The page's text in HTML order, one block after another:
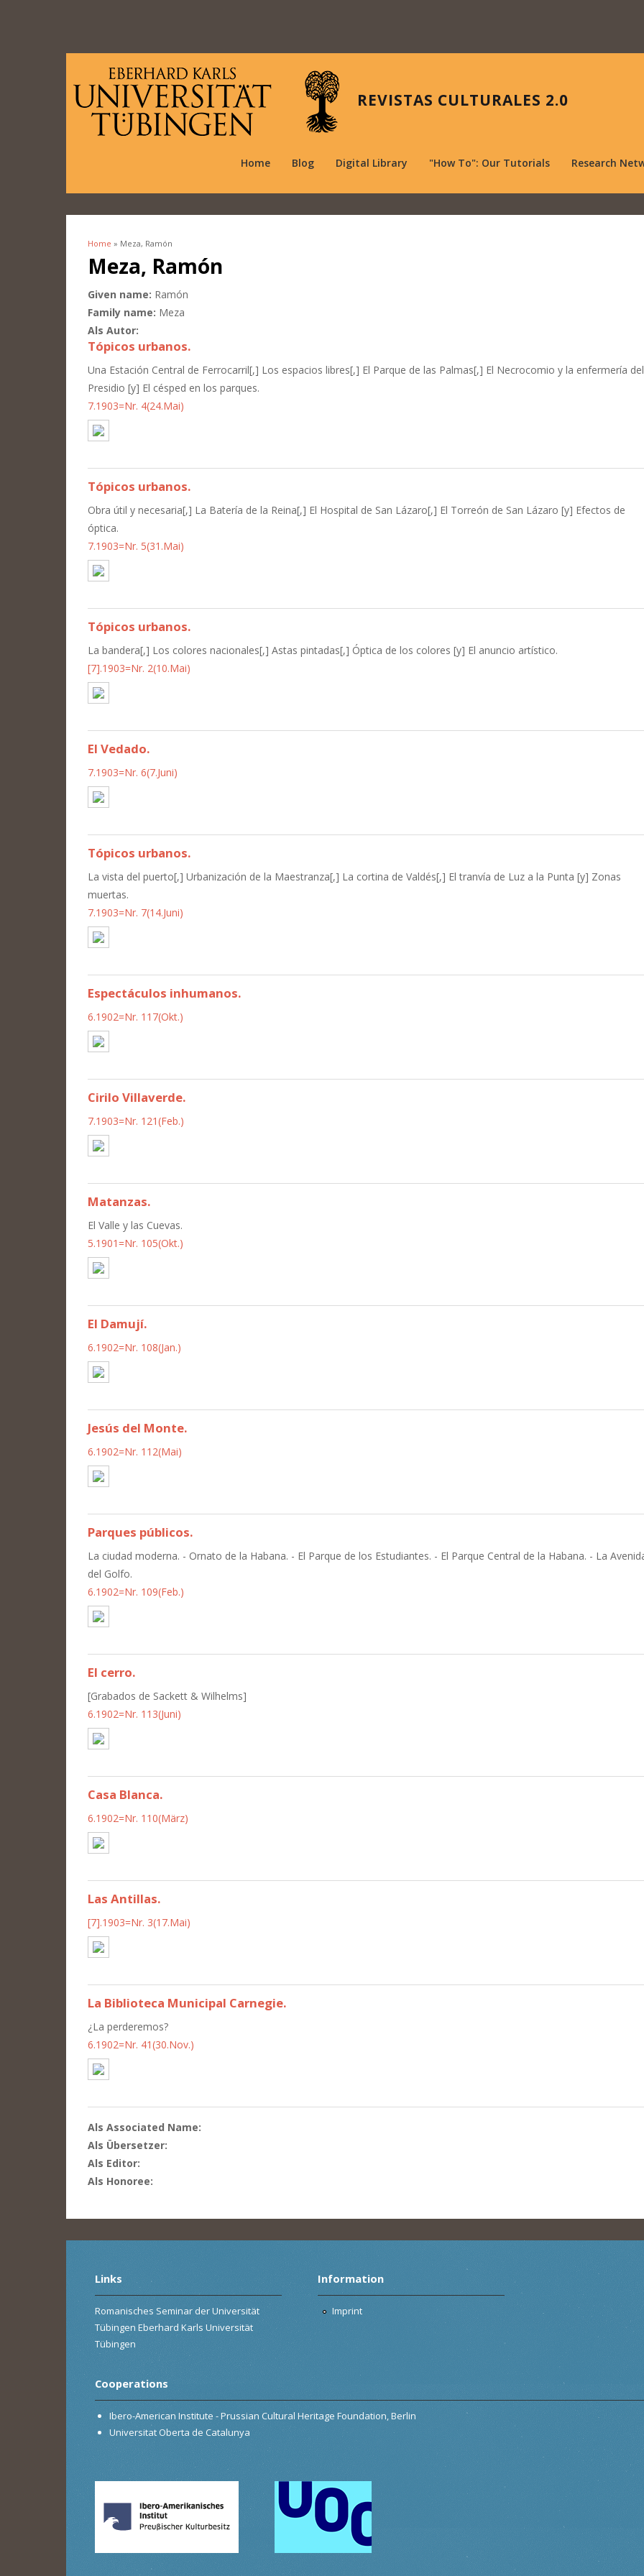
REVISTAS CULTURALES 2.0
Home Blog Digital Library "How To": Our Tutorials Research
You are here
Home » Meza, Ramón
Meza, Ramón
Given name: Ramón
Family name: Meza
Als Autor:
Tópicos urbanos.
Una Estación Central de Ferrocarril[,] Los espacios libres[,] El Parque de las Palmas[,] El Necrocomio y la enfermería del
Presidio [y] El césped en los parques.
7.1903=Nr. 4(24.Mai)
Tópicos urbanos.
Obra útil y necesaria[,] La Batería de la Reina[,] El Hospital de San Lázaro[,] El Torreón de San Lázaro [y] Efectos de
óptica.
7.1903=Nr. 5(31.Mai)
Tópicos urbanos.
La bandera[,] Los colores nacionales[,] Astas pintadas[,] Óptica de los colores [y] El anuncio artístico.
[7].1903=Nr. 2(10.Mai)
El Vedado.
7.1903=Nr. 6(7.Juni)
Tópicos urbanos.
La vista del puerto[,] Urbanización de la Maestranza[,] La cortina de Valdés[,] El tranvía de Luz a la Punta [y] Zonas
muertas.
7.1903=Nr. 7(14.Juni)
Espectáculos inhumanos.
6.1902=Nr. 117(Okt.)
Cirilo Villaverde.
7.1903=Nr. 121(Feb.)
Matanzas.
El Valle y las Cuevas.
5.1901=Nr. 105(Okt.)
El Damují.
6.1902=Nr. 108(Jan.)
Jesús del Monte.
6.1902=Nr. 112(Mai)
Parques públicos.
La ciudad moderna. - Ornato de la Habana. - El Parque de los Estudiantes. - El Parque Central de la Habana. - La
del Golfo.
6.1902=Nr. 109(Feb.)
El cerro.
[Grabados de Sackett & Wilhelms]
6.1902=Nr. 113(Juni)
Casa Blanca.
6.1902=Nr. 110(März)
Las Antillas.
[7].1903=Nr. 3(17.Mai)
La Biblioteca Municipal Carnegie.
¿La perderemos?
6.1902=Nr. 41(30.Nov.)
Als Associated Name:
Als Übersetzer:
Als Editor:
Als Honoree:
Links
Romanisches Seminar der Universität
Tübingen Eberhard Karls Universität
Tübingen
Information
Imprint
Cooperations
Ibero-American Institute - Prussian Cultural Heritage Foundation, Berlin
Universitat Oberta de Catalunya